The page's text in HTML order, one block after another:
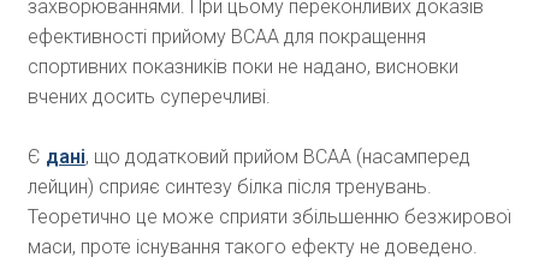
захворюваннями. При цьому переконливих доказів
ефективності прийому ВСАА для покращення
спортивних показників поки не надано, висновки
вчених досить суперечливі.
Є дані, що додатковий прийом ВСАА (насамперед
лейцин) сприяє синтезу білка після тренувань.
Теоретично це може сприяти збільшенню безжирової
маси, проте існування такого ефекту не доведено.